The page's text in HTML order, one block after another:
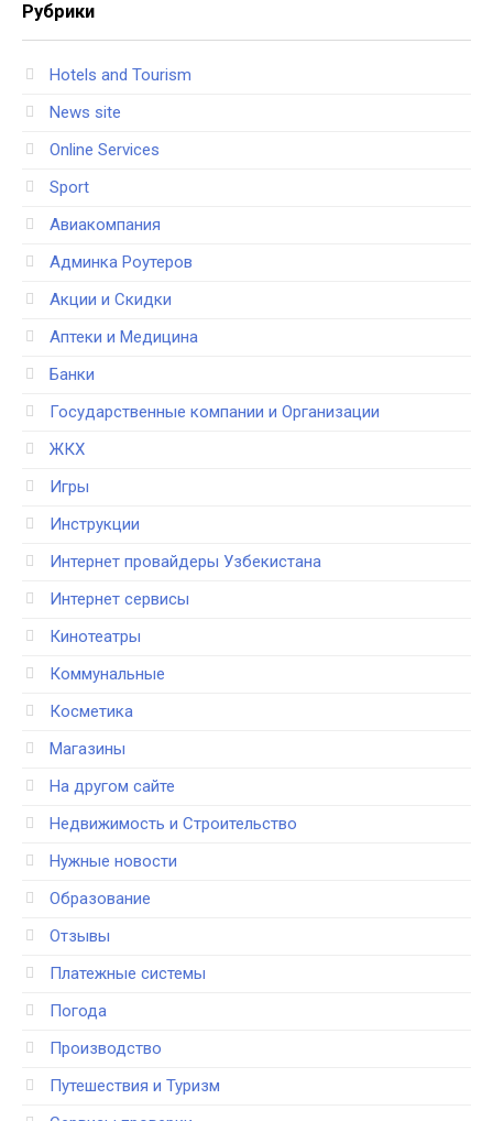
Рубрики
Hotels and Tourism
News site
Online Services
Sport
Авиакомпания
Админка Роутеров
Акции и Скидки
Аптеки и Медицина
Банки
Государственные компании и Организации
ЖКХ
Игры
Инструкции
Интернет провайдеры Узбекистана
Интернет сервисы
Кинотеатры
Коммунальные
Косметика
Магазины
На другом сайте
Недвижимость и Строительство
Нужные новости
Образование
Отзывы
Платежные системы
Погода
Производство
Путешествия и Туризм